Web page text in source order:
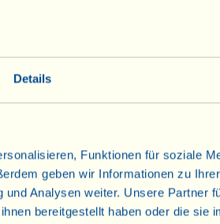
Details
Funktionen für soziale
geben wir Informationen zu
Analysen weiter. Unsere Partner
bereitgestellt haben oder die sie
von La Vialla)